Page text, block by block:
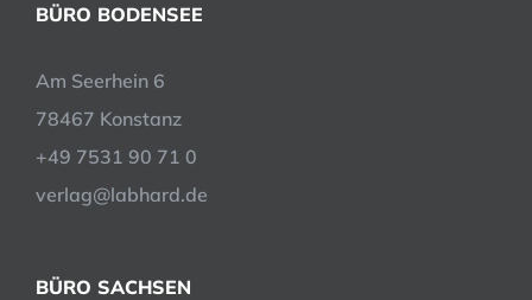
BÜRO BODENSEE
Am Seerhein 6
78467 Konstanz
+49 7531 90 71 0
verlag@labhard.de
BÜRO SACHSEN